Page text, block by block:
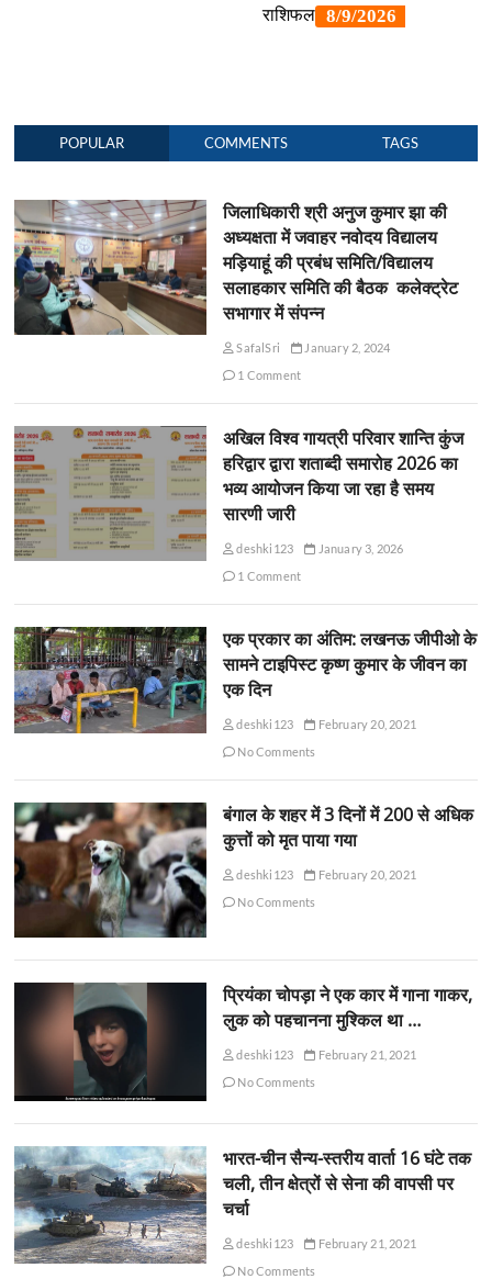
POPULAR COMMENTS TAGS
जिलाधिकारी श्री अनुज कुमार झा की
अध्यक्षता में जवाहर नवोदय विद्यालय
मड़ियाहूं की प्रबंध समिति/विद्यालय
सलाहकार समिति की बैठक कलेक्ट्रेट
सभागार में संपन्न
SafalSri
January 2, 2024
1 Comment
अखिल विश्व गायत्री परिवार शान्ति कुंज
हरिद्वार द्वारा शताब्दी समारोह 2026 का
भव्य आयोजन किया जा रहा है समय
सारणी जारी
deshki123
January 3, 2026
1 Comment
एक प्रकार का अंतिम: लखनऊ जीपीओ के
सामने टाइपिस्ट कृष्ण कुमार के जीवन का
एक दिन
deshki123
February 20, 2021
No Comments
बंगाल के शहर में 3 दिनों में 200 से अधिक
कुत्तों को मृत पाया गया
deshki123
February 20, 2021
No Comments
प्रियंका चोपड़ा ने एक कार में गाना गाकर,
लुक को पहचानना मुश्किल था …
deshki123
February 21, 2021
No Comments
भारत-चीन सैन्य-स्तरीय वार्ता 16 घंटे तक
चली, तीन क्षेत्रों से सेना की वापसी पर
चर्चा
deshki123
February 21, 2021
No Comments